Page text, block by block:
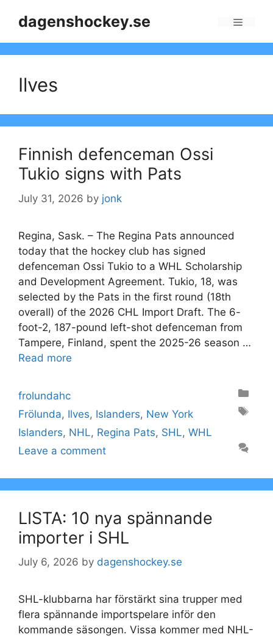
dagenshockey.se
Ilves
Finnish defenceman Ossi
Tukio signs with Pats
July 31, 2026 by jonk
Regina, Sask. – The Regina Pats announced
today that the hockey club has signed
defenceman Ossi Tukio to a WHL Scholarship
and Development Agreement. Tukio, 18, was
selected by the Pats in the first round (18th
overall) of the 2026 CHL Import Draft. The 6-
foot-2, 187-pound left-shot defenceman from
Tampere, Finland, spent the 2025-26 season …
Read more
Categories
frolundahc
Tags
Frölunda, Ilves, Islanders, New York
Islanders, NHL, Regina Pats, SHL, WHL
Leave a comment
LISTA: 10 nya spännande
importer i SHL
July 6, 2026 by dagenshockey.se
SHL-klubbarna har förstärkt sina trupper med
flera spännande importspelare inför den
kommande säsongen. Vissa kommer med NHL-